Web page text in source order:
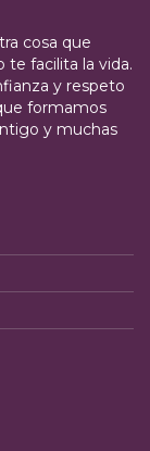
cosa que
te facilita la vida.
y respeto
formamos
y muchas